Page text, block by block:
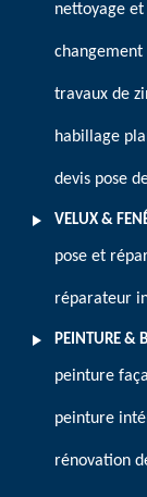
nettoyage
changement
travaux de
habillage
devis pose
VELUX &
pose et
réparateur
PEINTURE &
peinture
peinture
rénovation